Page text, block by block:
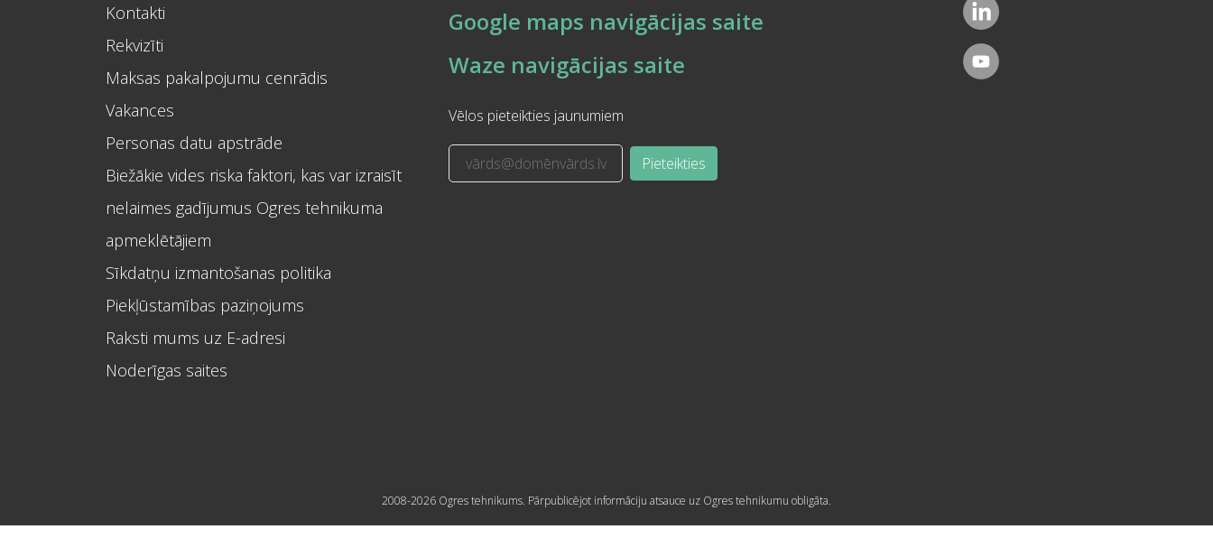
Kontakti
Rekvizīti
Maksas pakalpojumu cenrādis
Vakances
Personas datu apstrāde
Biežākie vides riska faktori, kas var izraisīt
nelaimes gadījumus Ogres tehnikuma
apmeklētājiem
Sīkdatņu izmantošanas politika
Piekļūstamības paziņojums
Raksti mums uz E-adresi
Noderīgas saites
Google maps navigācijas saite
Waze navigācijas saite
Vēlos pieteikties jaunumiem
Pieteikties
2008-2026 Ogres tehnikums. Pārpublicējot informāciju atsauce uz Ogres tehnikumu obligāta.